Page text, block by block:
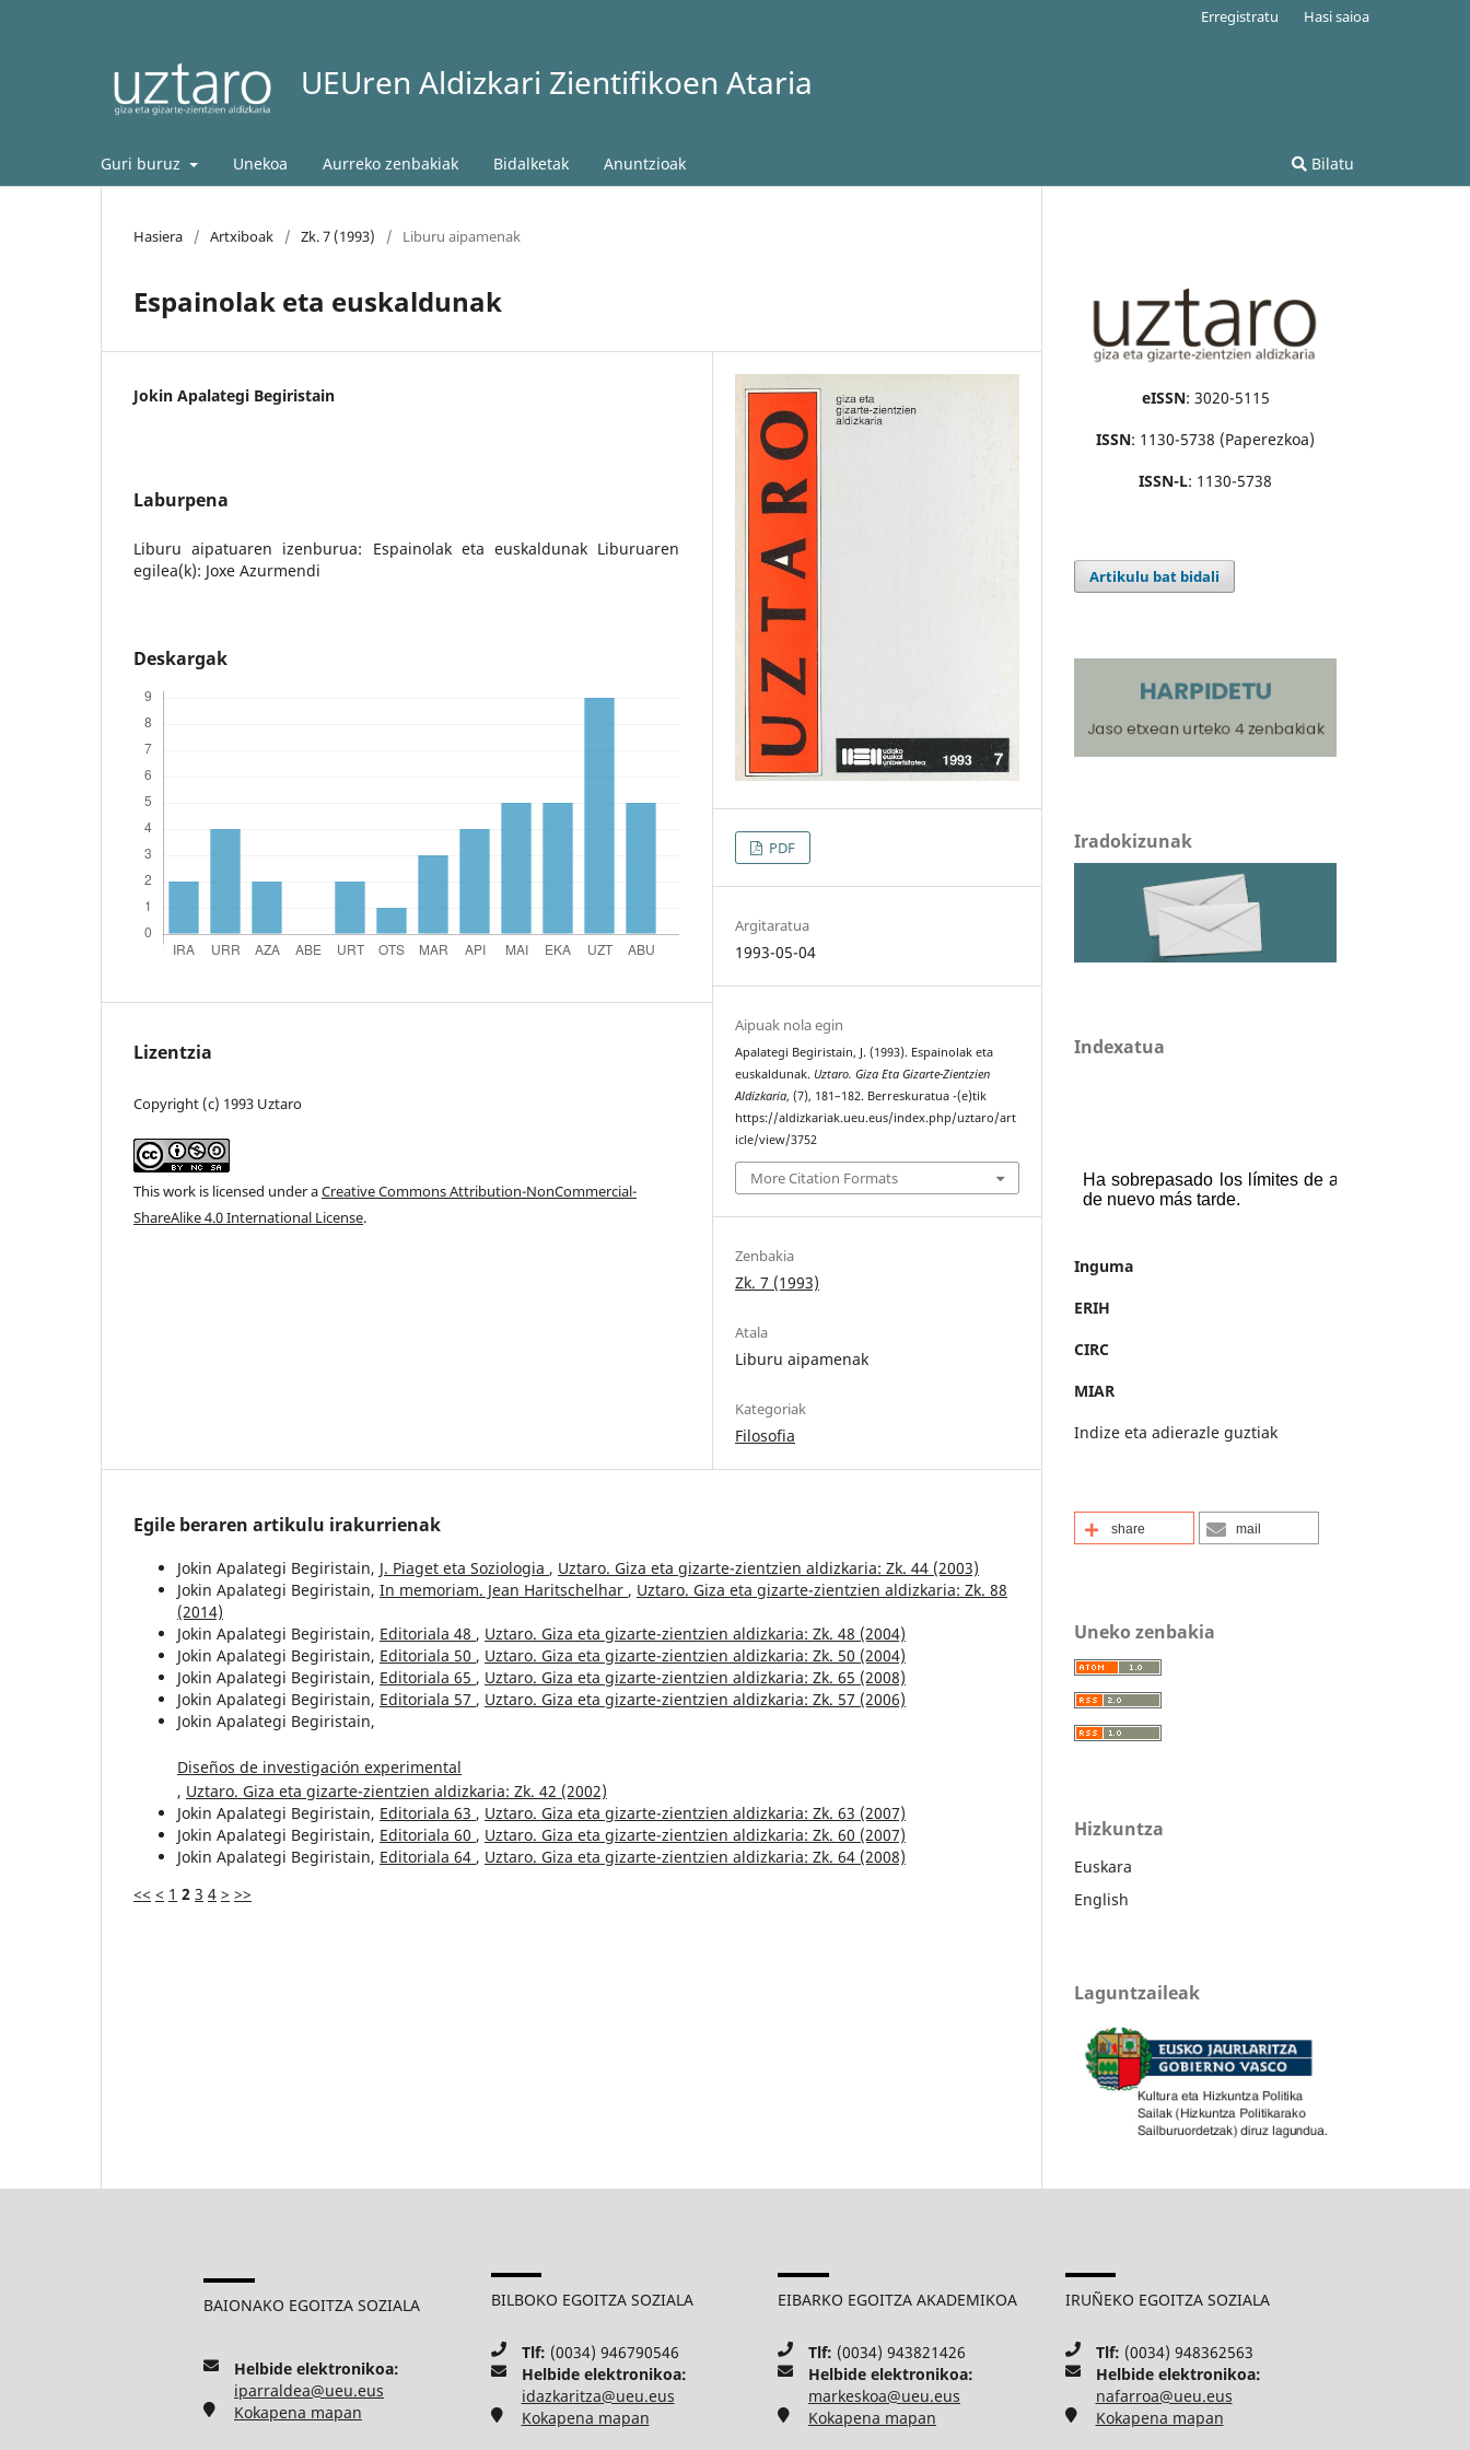
UEUren Aldizkari Zientifikoen Ataria
Guri buruz Unekoa Aurreko zenbakiak Bidalketak Anuntzioak Bilatu
Erregistratu Hasi saioa
Hasiera / Artxiboak / Zk. 7 (1993) / Liburu aipamenak
Espainolak eta euskaldunak
Jokin Apalategi Begiristain
Laburpena
Liburu aipatuaren izenburua: Espainolak eta euskaldunak Liburuaren
egilea(k): Joxe Azurmendi
Deskargak
Lizentzia
Copyright (c) 1993 Uztaro
This work is licensed under aCreative Commons Attribution-NonCommercial-
ShareAlike 4.0 International License.
PDF
Argitaratua
1993-05-04
Aipuak nola egin
Apalategi Begiristain, J. (1993). Espainolak eta
euskaldunak. Uztaro. Giza Eta Gizarte-Zientzien
Aldizkaria, (7), 181–182. Berreskuratua -(e)tik
https://aldizkariak.ueu.eus/index.php/uztaro/art
icle/view/3752
More Citation Formats
Zenbakia
Zk. 7 (1993)
Atala
Liburu aipamenak
Kategoriak
Filosofia
Egile beraren artikulu irakurrienak
Jokin Apalategi Begiristain, J. Piaget eta Soziologia , Uztaro. Giza eta gizarte-zientzien aldizkaria: Zk. 44 (2003)
Jokin Apalategi Begiristain, In memoriam. Jean Haritschelhar , Uztaro. Giza eta gizarte-zientzien aldizkaria: Zk. 88
(2014)
Jokin Apalategi Begiristain, Editoriala 48 , Uztaro. Giza eta gizarte-zientzien aldizkaria: Zk. 48 (2004)
Jokin Apalategi Begiristain, Editoriala 50 , Uztaro. Giza eta gizarte-zientzien aldizkaria: Zk. 50 (2004)
Jokin Apalategi Begiristain, Editoriala 65 , Uztaro. Giza eta gizarte-zientzien aldizkaria: Zk. 65 (2008)
Jokin Apalategi Begiristain, Editoriala 57 , Uztaro. Giza eta gizarte-zientzien aldizkaria: Zk. 57 (2006)
Jokin Apalategi Begiristain,
Diseños de investigación experimental
, Uztaro. Giza eta gizarte-zientzien aldizkaria: Zk. 42 (2002)
Jokin Apalategi Begiristain, Editoriala 63 , Uztaro. Giza eta gizarte-zientzien aldizkaria: Zk. 63 (2007)
Jokin Apalategi Begiristain, Editoriala 60 , Uztaro. Giza eta gizarte-zientzien aldizkaria: Zk. 60 (2007)
Jokin Apalategi Begiristain, Editoriala 64 , Uztaro. Giza eta gizarte-zientzien aldizkaria: Zk. 64 (2008)
<< < 1 2 3 4 > >>
eISSN: 3020-5115
ISSN: 1130-5738 (Paperezkoa)
ISSN-L: 1130-5738
Artikulu bat bidali
Iradokizunak
Indexatua
Inguma
ERIH
CIRC
MIAR
Indize eta adierazle guztiak
share mail
Uneko zenbakia
Hizkuntza
Euskara
English
Laguntzaileak
BAIONAKO EGOITZA SOZIALA
Helbide elektronikoa:
iparraldea@ueu.eus
Kokapena mapan
BILBOKO EGOITZA SOZIALA
Tlf: (0034) 946790546
Helbide elektronikoa:
idazkaritza@ueu.eus
Kokapena mapan
EIBARKO EGOITZA AKADEMIKOA
Tlf: (0034) 943821426
Helbide elektronikoa:
markeskoa@ueu.eus
Kokapena mapan
IRUÑEKO EGOITZA SOZIALA
Tlf: (0034) 948362563
Helbide elektronikoa:
nafarroa@ueu.eus
Kokapena mapan